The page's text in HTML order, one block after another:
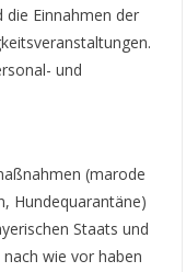
die Einnahmen der
und
(marode
Hundequarantäne)
Staats und
wie vor haben